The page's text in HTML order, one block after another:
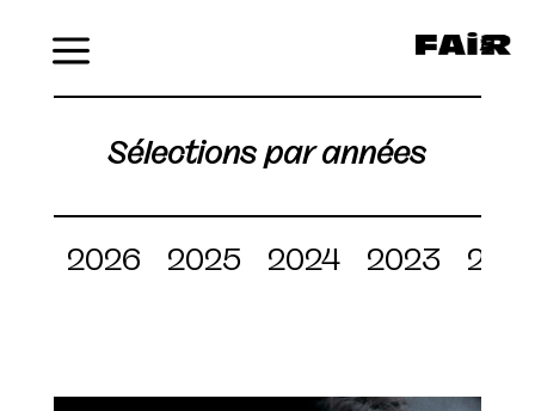
Sélections par années
2026 2025 2024 2023